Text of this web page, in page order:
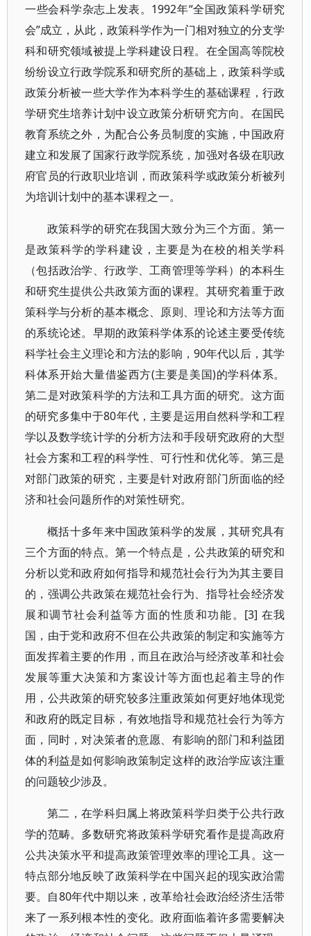
一些会科学杂志上发表。1992年“全国政策科学研究
会”成立，从此，政策科学作为一门相对独立的分支学
科和研究领域被提上学科建设日程。在全国高等院校
纷纷设立行政学院系和研究所的基础上，政策科学或
政策分析被一些大学作为本科学生的基础课程，行政
学研究生培养计划中设立政策分析研究方向。在国民
教育系统之外，为配合公务员制度的实施，中国政府
建立和发展了国家行政学院系统，加强对各级在职政
府官员的行政职业培训，而政策科学或政策分析被列
为培训计划中的基本课程之一。
政策科学的研究在我国大致分为三个方面。第一
是政策科学的学科建设，主要是为在校的相关学科
（包括政治学、行政学、工商管理等学科）的本科生
和研究生提供公共政策方面的课程。其研究着重于政
策科学与分析的基本概念、原则、理论和方法等方面
的系统论述。早期的政策科学体系的论述主要受传统
科学社会主义理论和方法的影响，90年代以后，其学
科体系开始大量借鉴西方(主要是美国)的学科体系。
第二是对政策科学的方法和工具方面的研究。这方面
的研究多集中于80年代，主要是运用自然科学和工程
学以及数学统计学的分析方法和手段研究政府的大型
社会方案和工程的科学性、可行性和优化等。第三是
对部门政策的研究，主要是针对政府部门所面临的经
济和社会问题所作的对策性研究。
概括十多年来中国政策科学的发展，其研究具有
三个方面的特点。第一个特点是，公共政策的研究和
分析以党和政府如何指导和规范社会行为为其主要目
的，强调公共政策在规范社会行为、指导社会经济发
展和调节社会利益等方面的性质和功能。[3] 在我
国，由于党和政府不但在公共政策的制定和实施等方
面发挥着主要的作用，而且在政治与经济改革和社会
发展等重大决策和方案设计等方面也起着主导的作
用，公共政策的研究较多注重政策如何更好地体现党
和政府的既定目标，有效地指导和规范社会行为等方
面，同时，对决策者的意愿、有影响的部门和利益团
体的利益是如何影响政策制定这样的政治学应该注重
的问题较少涉及。
第二，在学科归属上将政策科学归类于公共行政
学的范畴。多数研究将政策科学研究看作是提高政府
公共决策水平和提高政策管理效率的理论工具。这一
特点部分地反映了政策科学在中国兴起的现实政治需
要。自80年代中期以来，改革给社会政治经济生活带
来了一系列根本性的变化。政府面临着许多需要解决